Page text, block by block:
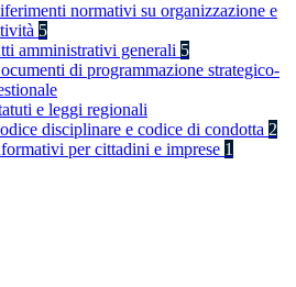
normativi su organizzazione e
5
amministrativi generali 5
di programmazione strategico-
e leggi regionali
disciplinare e codice di condotta 2
per cittadini e imprese 1